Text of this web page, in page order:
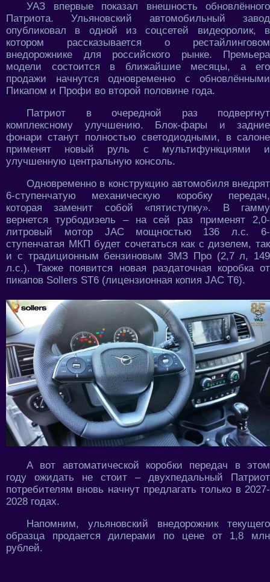
УАЗ впервые показал внешность обновлённого
Патриота. Ульяновский автомобильный завод
опубликовал в одной из соцсетей видеоролик, в
котором рассказывается о рестайлинговом
внедорожнике для российского рынке. Премьера
модели состоится в ближайшие месяцы, а его
продажи начнутся одновременно с обновлёнными
Пикапом и Профи во второй половине года.
Патриот в очередной раз подвергнут
комплексному улучшению. Блок-фары и задние
фонари станут полностью светодиодными, в салоне
применят новый руль с мультифункциями и
улучшенную центральную консоль.
Одновременно в конструкцию автомобиля внедрят
6-ступенчатую механическую коробку передач,
которая заменит собой «пятиступку». В гамму
вернется турбодизель – на сей раз применят 2,0-
литровый мотор JAC мощностью 136 л.с. 6-
ступенчатая МКП будет сочетаться как с дизелем, так
и с традиционным бензиновым ЗМЗ Про (2,7 л, 149
л.с.). Также появится новая раздаточная коробка от
пикапов Sollers ST6 (лицензионная копия JAC T6).
А вот автоматической коробки передач в этом
году ожидать не стоит – двухпедальный Патриот
потребителям вновь начнут предлагать только в 2027-
2028 годах.
Напомним, ульяновский внедорожник текущего
образца продается дилерами по цене от 1,8 млн
рублей.